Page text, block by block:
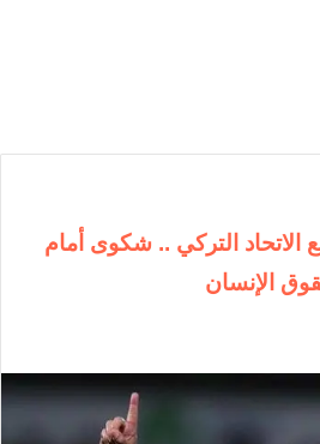
الاتحاد التركي .. شكوى أمام
الإنسان